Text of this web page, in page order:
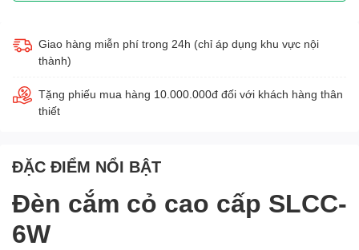
Giao hàng miễn phí trong 24h (chỉ áp dụng khu vực nội
thành)
Tặng phiếu mua hàng 10.000.000đ đối với khách hàng thân
thiết
ĐẶC ĐIỂM NỔI BẬT
Đèn cắm cỏ cao cấp SLCC-
6W